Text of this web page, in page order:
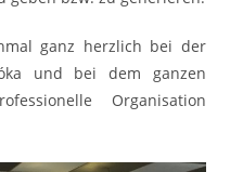
ganz herzlich bei der
und bei dem ganzen
Organisation